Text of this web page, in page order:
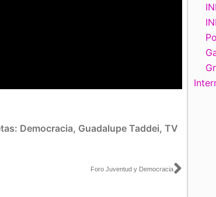
Democracia, Guadalupe Taddei, TV
Foro Juventud y Democracia